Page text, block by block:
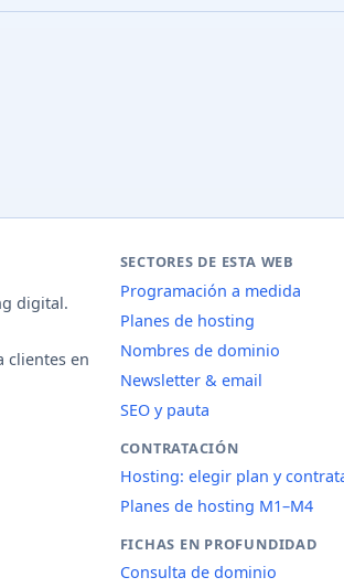
digital.
clientes en
SECTORES DE ESTA WEB
Programación a medida
Planes de hosting
Nombres de dominio
Newsletter & email
SEO y pauta
CONTRATACIÓN
Hosting: elegir plan y
Planes de hosting M1–M4
FICHAS EN PROFUNDIDAD
Consulta de dominio